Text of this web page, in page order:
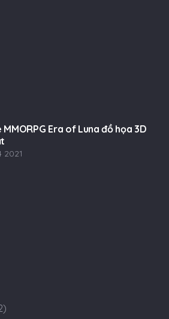
MMORPG Era of Luna đồ họa 3D
2021